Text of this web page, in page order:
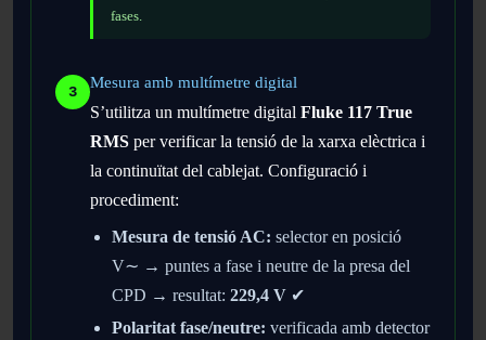
fases.
3
Mesura amb multímetre digital
S’utilitza un multímetre digitalFluke 117 True
RMS per verificar la tensió de la xarxa elèctrica i
la continuïtat del cablejat. Configuració i
procediment:
Mesura de tensió AC: selector en posició
V∼ → puntes a fase i neutre de la presa del
CPD → resultat: 229,4 V✔
Polaritat fase/neutre: verificada amb detector